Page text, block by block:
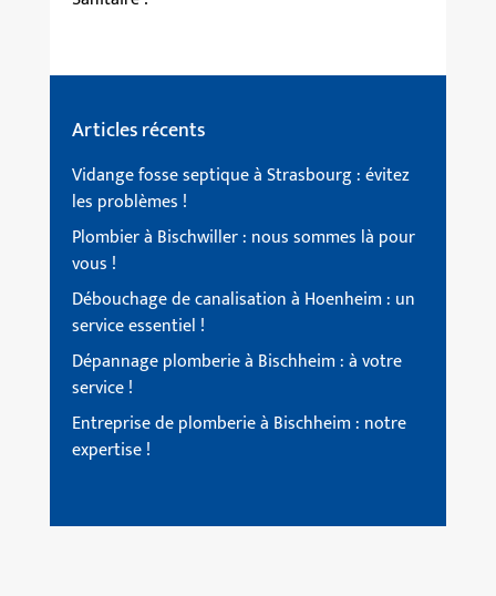
Articles récents
Vidange fosse septique à Strasbourg : évitez
les problèmes !
Plombier à Bischwiller : nous sommes là pour
vous !
Débouchage de canalisation à Hoenheim : un
service essentiel !
Dépannage plomberie à Bischheim : à votre
service !
Entreprise de plomberie à Bischheim : notre
expertise !